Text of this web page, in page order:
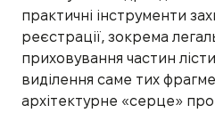
практичні інструменти
реєстрації, зокрема
приховування частин
виділення саме тих
архітектурне «серце»